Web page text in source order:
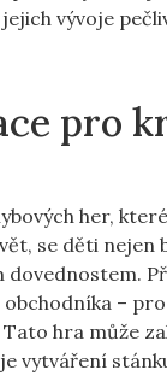
vývoje
pro
her,
se děti nejen
dovednostem.
–
hra může
vytváření